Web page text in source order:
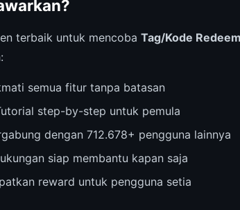
terbaik untuk mencoba Tag/Kode
semua fitur tanpa batasan
step-by-step untuk pemula
dengan 712.678+ pengguna lainnya
siap membantu kapan saja
reward untuk pengguna setia